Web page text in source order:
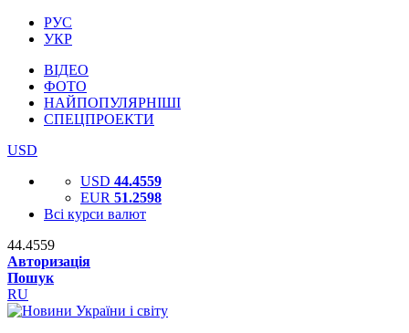
РУС
УКР
ВІДЕО
ФОТО
НАЙПОПУЛЯРНІШІ
СПЕЦПРОЕКТИ
USD
USD 44.4559
EUR 51.2598
Всі курси валют
44.4559
Авторизація
Пошук
RU